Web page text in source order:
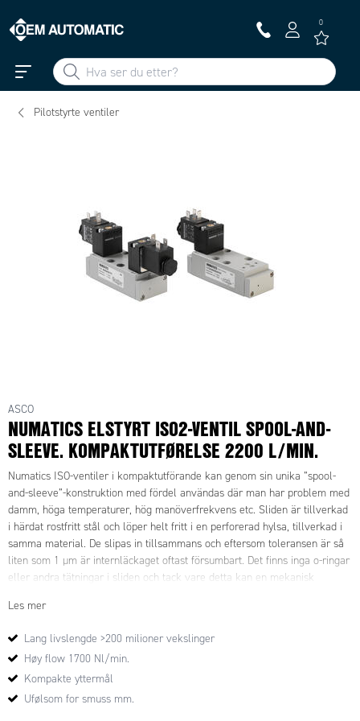
0
Pilotstyrte ventiler
ASCO
NUMATICS ELSTYRT ISO2-VENTIL SPOOL-AND-
SLEEVE. KOMPAKTUTFØRELSE 2200 L/MIN.
Numatics ISO-ventiler i kompaktutförande kan genom sin unika ”spool-
and-sleeve”-konstruktion med fördel användas där man har problem med
damm, höga temperaturer, hög manöverfrekvens etc. Sliden är tillverkad
i härdat rostfritt stål och löper helt fritt i en perforerad hylsa, tillverkad i
samma material. De slipas in tillsammans och eftersom toleransen är så
liten som 1 µm är internläckaget oftast försumbart. Det finns inga o-ringar
eller andra tätningar i sliden och tack vare detta kan en mekanisk
renoveringssats köpas, bestående av slid och rör som man enkelt byter ut
damm och liknande, då partiklarna inte kan fastna utan snabbt blåses ut i
avluftningsportarna utan att orsaka repor m.m. Beställer man en ventil
med Viton®-tätningar kan den i luftstyrt utförande användas upp till +150
°C . I elstyrt utförande begränsar spolen max.temperaturen, men man kan
Les mer
Lang livslengde >200 milioner vekslinger
Høy flow 1700 Nl/min.
Kompakte yttermål
Ufølsom for smuss mm.